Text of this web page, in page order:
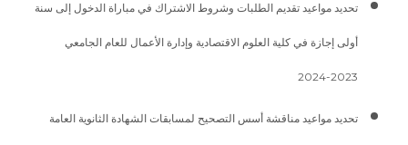
تحديد مواعيد تقديم الطلبات وشروط الاشتراك في مباراة الدخول إلى سنة
أولى إجازة في كلية العلوم الاقتصادية وإدارة الأعمال للعام الجامعي
2023-2024
تحديد مواعيد مناقشة أسس التصحيح لمسابقات الشهادة الثانوية العامة